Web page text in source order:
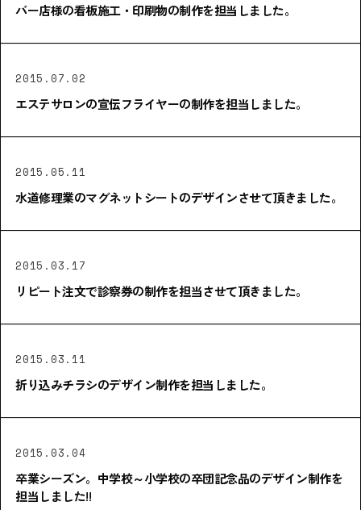
バー店様の看板施工・印刷物の制作を担当しました。
2015.07.02
エステサロンの宣伝フライヤーの制作を担当しました。
2015.05.11
水道修理業のマグネットシートのデザインさせて頂きました。
2015.03.17
リピート注文で診察券の制作を担当させて頂きました。
2015.03.11
折り込みチラシのデザイン制作を担当しました。
2015.03.04
卒業シーズン。中学校～小学校の卒団記念品のデザイン制作を
担当しました!!